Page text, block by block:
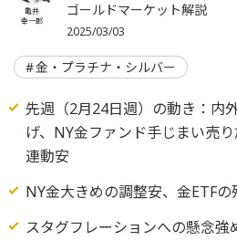
亀井
幸一郎
ゴールドマーケット解説
2025/03/03
金・プラチナ・シルバー
先週（2月24日週）の動き：内
げ、NY金ファンド手じまい売
連動安
NY金大きめの調整安、金ETFの
スタグフレーションへの懸念強